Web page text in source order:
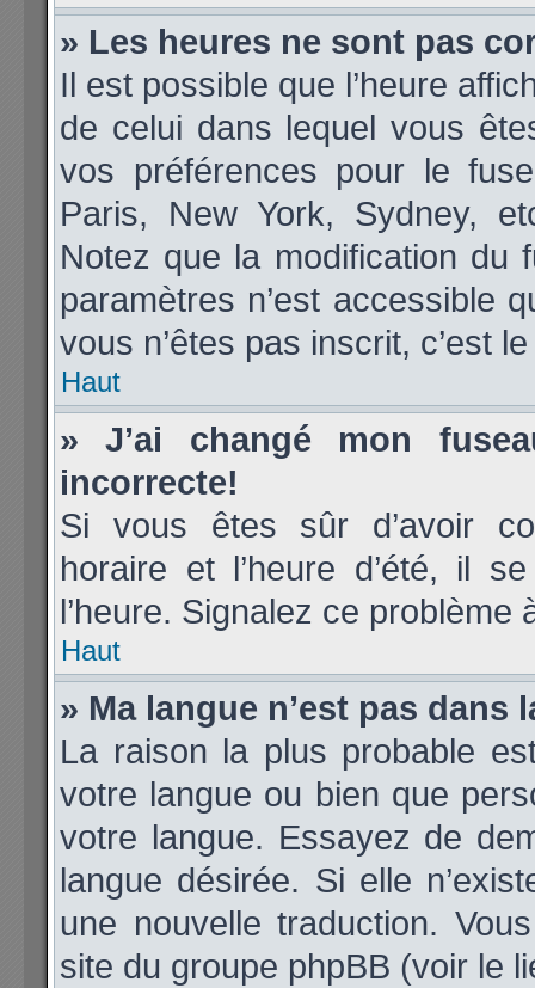
» Les heures ne sont pas
Il est possible que l’heure
de celui dans lequel vous
vos préférences pour le
Paris, New York, Sydney,
Notez que la modification du
paramètres n’est accessible
vous n’êtes pas inscrit, c’est
Haut
» J’ai changé mon
incorrecte!
Si vous êtes sûr d’avoir
horaire et l’heure d’été, il
l’heure. Signalez ce problème
Haut
» Ma langue n’est pas dans
La raison la plus probable
votre langue ou bien que
votre langue. Essayez de
langue désirée. Si elle
une nouvelle traduction.
site du groupe phpBB (voir le